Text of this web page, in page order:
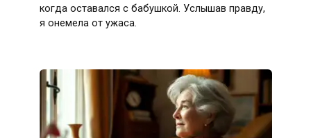
когда оставался с бабушкой. Услышав правду,
я онемела от ужаса.